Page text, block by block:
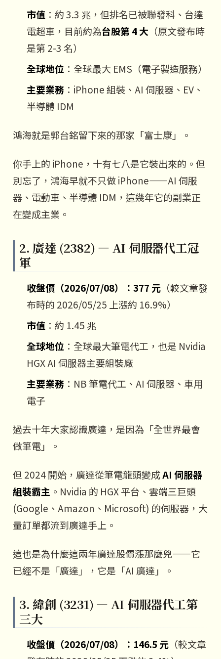
市值 ：約 3.3 兆，但排名已被聯發科、台達
電超車，目前約為台股第 4 大 （原文發布時
是第 2-3 名）
全球地位 ：全球最大 EMS（電子製造服務）
主要業務 ：iPhone 組裝、AI 伺服器、EV、
半導體 IDM
鴻海就是郭台銘留下來的那家「富士康」。
你手上的 iPhone，十有七八是它裝出來的。但
別忘了，鴻海早就不只做 iPhone——AI 伺服
器、電動車、半導體 IDM，這幾年它的副業正
在變成主業。
2. 廣達 (2382) — AI 伺服器代工冠
軍
收盤價（2026/07/08）：377 元（較文章發
布時的 2026/05/25 上漲約 16.9%）
市值 ：約 1.45 兆
全球地位 ：全球最大筆電代工，也是 Nvidia
HGX AI 伺服器主要組裝廠
主要業務 ：NB 筆電代工、AI 伺服器、車用
電子
過去十年大家認識廣達，是因為「全世界最會
做筆電」。
但 2024 開始，廣達從筆電龍頭變成AI 伺服器
組裝霸主 。Nvidia 的 HGX 平台、雲端三巨頭
(Google、Amazon、Microsoft) 的伺服器，大
量訂單都流到廣達手上。
這也是為什麼這兩年廣達股價漲那麼兇——它
已經不是「廣達」，它是「AI 廣達」。
3. 緯創 (3231) — AI 伺服器代工第
三大
收盤價（2026/07/08）：146.5 元（較文章